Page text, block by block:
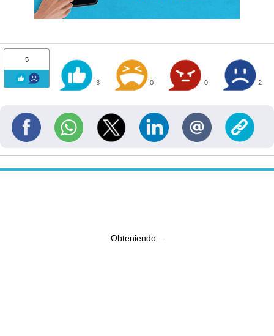
5
3 0 0 2
Obteniendo...